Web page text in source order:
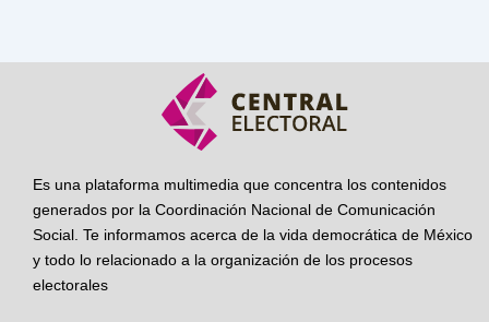
Es una plataforma multimedia que concentra los contenidos
generados por la Coordinación Nacional de Comunicación
Social. Te informamos acerca de la vida democrática de México
y todo lo relacionado a la organización de los procesos
electorales